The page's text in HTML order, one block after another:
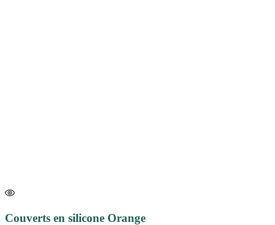
Couverts en silicone Orange